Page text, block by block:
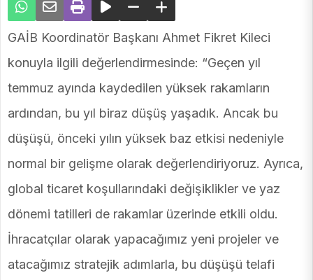
GAİB Koordinatör Başkanı Ahmet Fikret Kileci
konuyla ilgili değerlendirmesinde: “Geçen yıl
temmuz ayında kaydedilen yüksek rakamların
ardından, bu yıl biraz düşüş yaşadık. Ancak bu
düşüşü, önceki yılın yüksek baz etkisi nedeniyle
normal bir gelişme olarak değerlendiriyoruz. Ayrıca,
global ticaret koşullarındaki değişiklikler ve yaz
dönemi tatilleri de rakamlar üzerinde etkili oldu.
İhracatçılar olarak yapacağımız yeni projeler ve
atacağımız stratejik adımlarla, bu düşüşü telafi